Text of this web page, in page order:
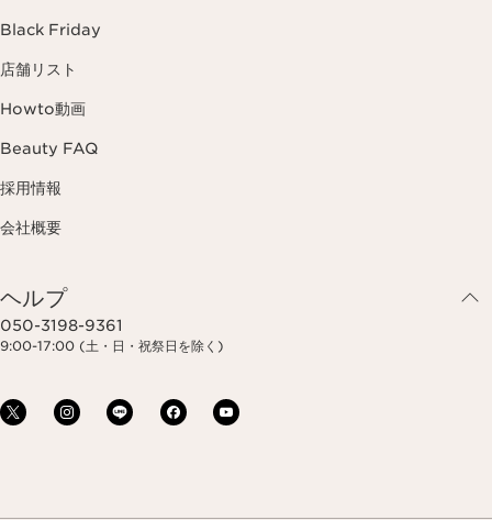
Black Friday
店舗リスト
Howto動画
Beauty FAQ
採用情報
会社概要
ヘルプ
050-3198-9361
9:00-17:00 (土・日・祝祭日を除く)